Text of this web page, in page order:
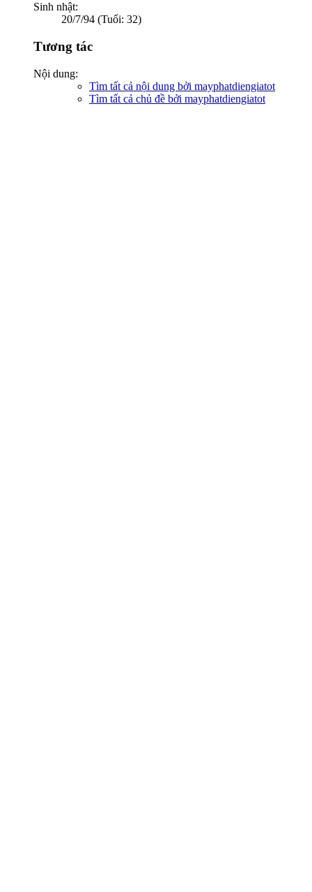
Sinh nhật:
20/7/94 (Tuổi: 32)
Tương tác
Nội dung:
Tìm tất cả nội dung bởi mayphatdiengiatot
Tìm tất cả chủ đề bởi mayphatdiengiatot